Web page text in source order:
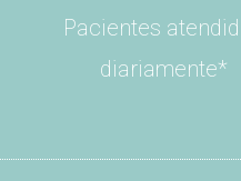
Pacientes
diariamente*